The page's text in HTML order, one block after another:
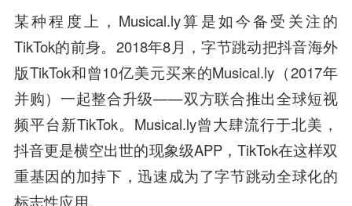
某种程度上，Musical.ly算是如今备受关注的
TikTok的前身。2018年8月，字节跳动把抖音海外
版TikTok和曾10亿美元买来的Musical.ly（2017年
并购）一起整合升级——双方联合推出全球短视
频平台新TikTok。Musical.ly曾大肆流行于北美，
抖音更是横空出世的现象级APP，TikTok在这样双
重基因的加持下，迅速成为了字节跳动全球化的
标志性应用。